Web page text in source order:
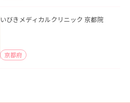
いびきメディカルクリニック 京都院
京都府